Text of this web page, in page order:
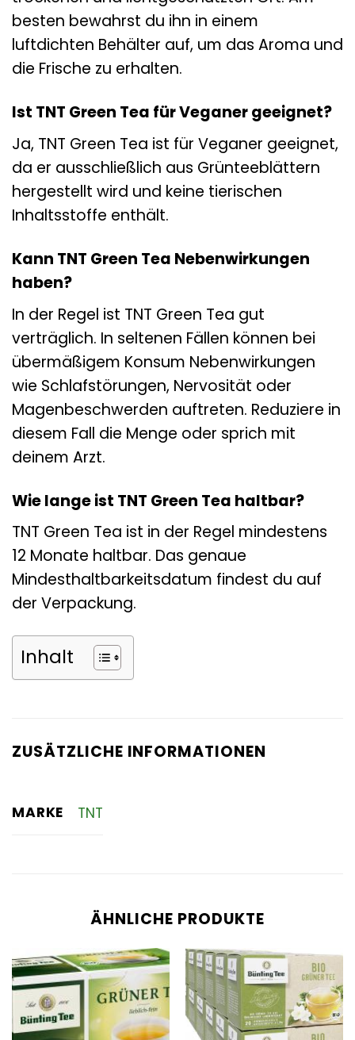
besten bewahrst du ihn in einem
luftdichten Behälter auf, um das Aroma und
die Frische zu erhalten.
Ist TNT Green Tea für Veganer geeignet?
Ja, TNT Green Tea ist für Veganer geeignet,
da er ausschließlich aus Grünteeblättern
hergestellt wird und keine tierischen
Inhaltsstoffe enthält.
Kann TNT Green Tea Nebenwirkungen
haben?
In der Regel ist TNT Green Tea gut
verträglich. In seltenen Fällen können bei
übermäßigem Konsum Nebenwirkungen
wie Schlafstörungen, Nervosität oder
Magenbeschwerden auftreten. Reduziere in
diesem Fall die Menge oder sprich mit
deinem Arzt.
Wie lange ist TNT Green Tea haltbar?
TNT Green Tea ist in der Regel mindestens
12 Monate haltbar. Das genaue
Mindesthaltbarkeitsdatum findest du auf
der Verpackung.
Inhalt
ZUSÄTZLICHE INFORMATIONEN
MARKE TNT
ÄHNLICHE PRODUKTE